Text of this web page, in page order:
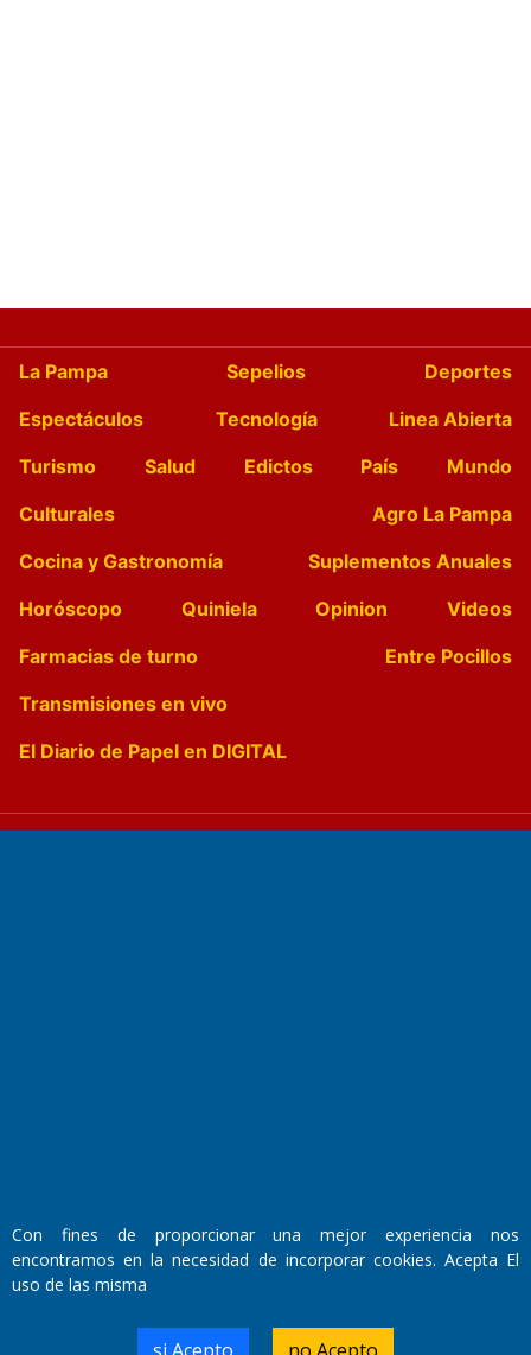
La Pampa Sepelios
Deportes
Espectáculos
Tecnología
Linea Abierta
Turismo
Salud Edictos País
Mundo
Culturales
Agro La Pampa
Cocina y Gastronomía
Suplementos Anuales
Horóscopo
Quiniela Opinion
Videos
Farmacias de turno
Entre Pocillos
Transmisiones en vivo
El Diario de Papel en DIGITAL
Santa Rosa, La Pampa.
Número de Registro DNDA:
Con fines de proporcionar una mejor experiencia nos
encontramos en la necesidad de incorporar cookies. Acepta El
uso de las misma